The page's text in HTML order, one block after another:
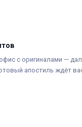
с оригиналами —
апостиль ждёт